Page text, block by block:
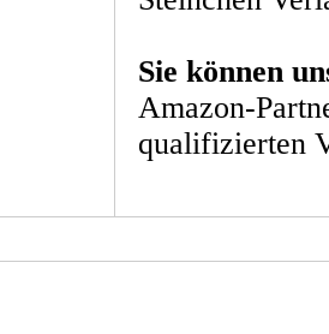
Sie können
Amazon-
qualifizierten